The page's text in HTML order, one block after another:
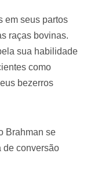
em seus partos
raças bovinas.
sua habilidade
como
bezerros
Brahman se
de conversão